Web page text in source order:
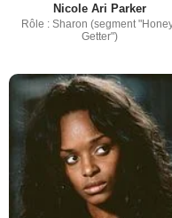
Nicole Ari Parker
Rôle : Sharon (segment
Getter")